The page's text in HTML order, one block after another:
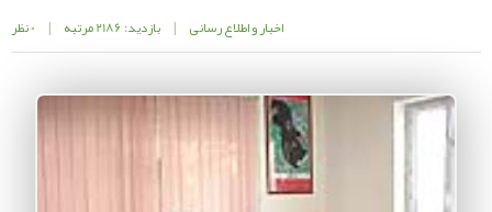
اخبار و اطلاع رسانی | بازدید: 2186 مرتبه | 0 نظر